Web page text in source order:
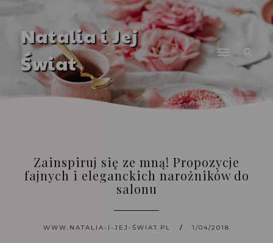
Natalia i Jej
Świat
Zainspiruj się ze mną! Propozycje
fajnych i eleganckich narożników do
salonu
WWW.NATALIA-I-JEJ-ŚWIAT.PL 1/04/2018